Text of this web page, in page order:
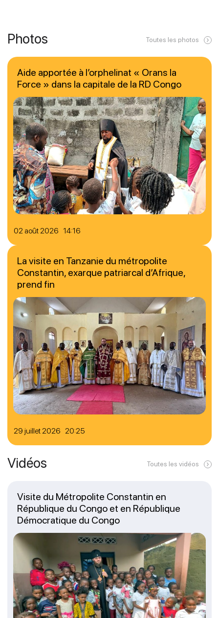
Photos Toutes les photos
02 août 2026 14:16
Aide apportée à l’orphelinat « Orans la
Force » dans la capitale de la RD Congo
29 juillet 2026 20:25
La visite en Tanzanie du métropolite
Constantin, exarque patriarcal d’Afrique,
prend fin
Vidéos Toutes les vidéos
Visite du Métropolite Constantin en
République du Congo et en République
Démocratique du Congo